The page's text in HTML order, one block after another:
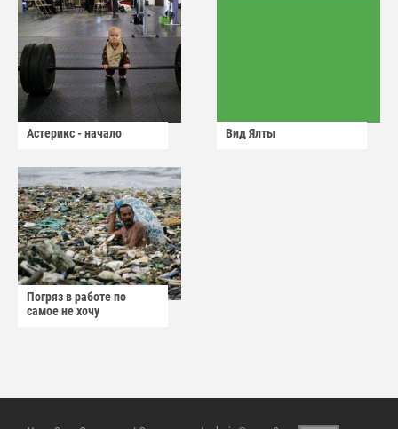
Астерикс - начало Вид Ялты
Погряз в работе по
самое не хочу